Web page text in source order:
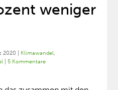
weniger
2020 Klimawandel,
|5 Kommentare